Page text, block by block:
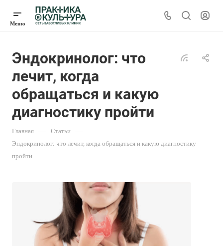
Эндокринолог: что
лечит, когда
обращаться и какую
диагностику пройти
Главная — Статьи —
Эндокринолог: что лечит, когда обращаться и какую диагностику
пройти